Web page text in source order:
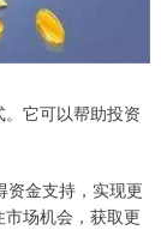
它可以帮助投资
资金支持，实现更
场机会，获取更